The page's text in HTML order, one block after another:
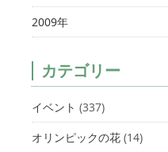
2009年
カテゴリー
イベント (337)
オリンピックの花 (14)